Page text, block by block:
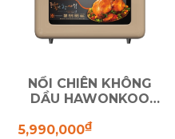
NỒI CHIÊN KHÔNG
DẦU HAWONKOO
5,990,000₫